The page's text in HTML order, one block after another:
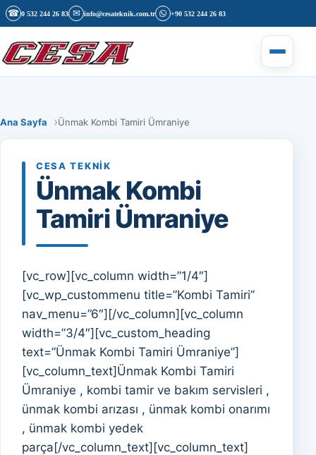
İçeriğe geç
☎ 0 532 244 26 83 ✉ info@cesateknik.com.tr +90 532 244 26 83
Ana Sayfa Ünmak Kombi Tamiri Ümraniye
CESA TEKNIK
Ünmak Kombi
Tamiri Ümraniye
[vc_row][vc_column width=”1/4″]
[vc_wp_custommenu title=”Kombi Tamiri”
nav_menu=”6″][/vc_column][vc_column
width=”3/4″][vc_custom_heading
text=”Ünmak Kombi Tamiri Ümraniye”]
[vc_column_text]Ünmak Kombi Tamiri
Ümraniye , kombi tamir ve bakım servisleri ,
ünmak kombi arızası , ünmak kombi onarımı
, ünmak kombi yedek
parça[/vc_column_text][vc_column_text]